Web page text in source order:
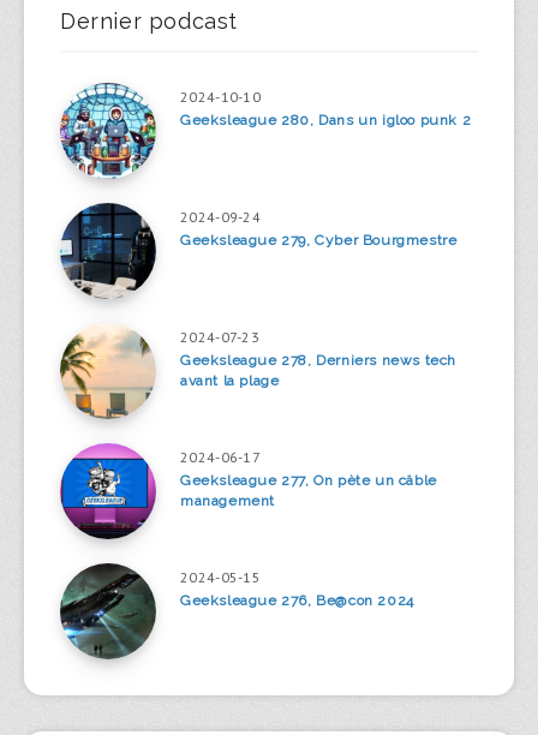
Dernier podcast
2024-10-10
Geeksleague 280, Dans un igloo punk 2
2024-09-24
Geeksleague 279, Cyber Bourgmestre
2024-07-23
Geeksleague 278, Derniers news tech
avant la plage
2024-06-17
Geeksleague 277, On pète un câble
management
2024-05-15
Geeksleague 276, Be@con 2024